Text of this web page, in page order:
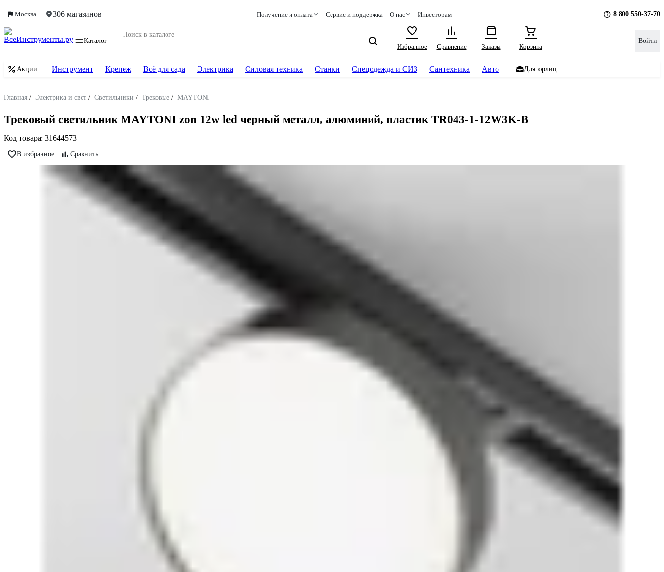
Москва 306 магазинов Получение и оплата Сервис и поддержка О нас Инвесторам 8 800 550-37-70
Каталог
Избранное
Сравнение Заказы Корзина
Войти
Акции Инструмент Крепеж Всё для сада Электрика Силовая техника Станки Спецодежда и СИЗ Сантехника Авто Для юрлиц
Главная / Электрика и свет / Светильники / Трековые / MAYTONI
Трековый светильник MAYTONI zon 12w led черный металл, алюминий, пластик TR043-1-12W3K-B
Код товара: 31644573
В избранное Сравнить